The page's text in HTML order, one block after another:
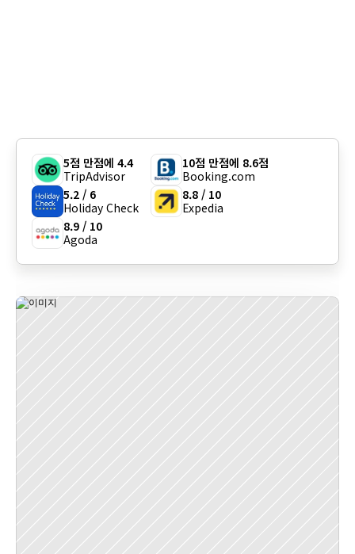
5점 만점에 4.4
TripAdvisor
10점 만점에 8.6점
Booking.com
5.2 / 6
Holiday Check
8.8 / 10
Expedia
8.9 / 10
Agoda